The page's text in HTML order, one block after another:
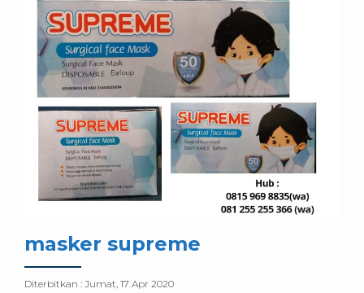
masker supreme
Diterbitkan : Jumat, 17 Apr 2020